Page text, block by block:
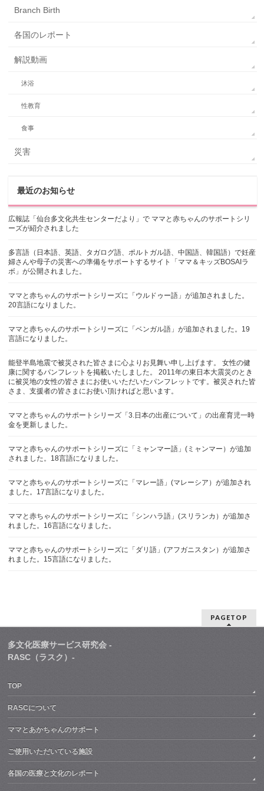
Branch Birth
各国のレポート
解説動画
沐浴
性教育
食事
災害
最近のお知らせ
広報誌「仙台多文化共生センターだより」で ママと赤ちゃんのサポートシリ
ーズが紹介されました
多言語（日本語、英語、タガログ語、ポルトガル語、中国語、韓国語）で妊産
婦さんや母子の災害への準備をサポートするサイト「ママ＆キッズBOSAIラ
ボ」が公開されました。
ママと赤ちゃんのサポートシリーズに「ウルドゥー語」が追加されました。
20言語になりました。
ママと赤ちゃんのサポートシリーズに「ベンガル語」が追加されました。19
言語になりました。
能登半島地震で被災された皆さまに心よりお見舞い申し上げます。 女性の健
康に関するパンフレットを掲載いたしました。 2011年の東日本大震災のとき
に被災地の女性の皆さまにお使いいただいたパンフレットです。被災された皆
さま、支援者の皆さまにお使い頂ければと思います。
ママと赤ちゃんのサポートシリーズ「3.日本の出産について」の出産育児一時
金を更新しました。
ママと赤ちゃんのサポートシリーズに「ミャンマー語」(ミャンマー）が追加
されました。18言語になりました。
ママと赤ちゃんのサポートシリーズに「マレー語」(マレーシア）が追加され
ました。17言語になりました。
ママと赤ちゃんのサポートシリーズに「シンハラ語」(スリランカ）が追加さ
れました。16言語になりました。
ママと赤ちゃんのサポートシリーズに「ダリ語」(アフガニスタン）が追加さ
れました。15言語になりました。
PAGETOP
多文化医療サービス研究会 -
RASC（ラスク）-
TOP
RASCについて
ママとあかちゃんのサポート
ご使用いただいている施設
各国の医療と文化のレポート